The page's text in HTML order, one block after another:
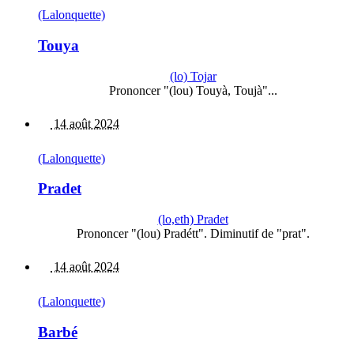
(Lalonquette)
Touya
(lo) Tojar
Prononcer "(lou) Touyà, Toujà"...
14 août 2024
(Lalonquette)
Pradet
(lo,eth) Pradet
Prononcer "(lou) Pradétt". Diminutif de "prat".
14 août 2024
(Lalonquette)
Barbé